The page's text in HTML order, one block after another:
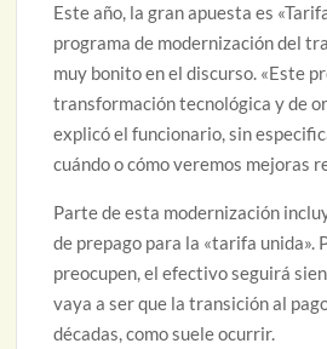
Este año, la gran apuesta es
programa de modernización del
muy bonito en el discurso. «Este
transformación tecnológica y de
explicó el funcionario, sin
cuándo o cómo veremos mejoras
Parte de esta modernización
de prepago para la «tarifa unida».
preocupen, el efectivo seguirá
vaya a ser que la transición al
décadas, como suele ocurrir.